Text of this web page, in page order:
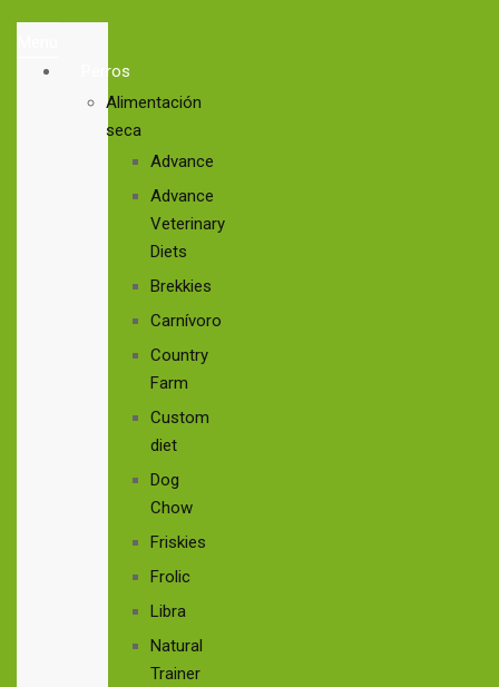
Perros
Alimentación
seca
Advance
Advance
Veterinary
Diets
Brekkies
Carnívoro
Country
Farm
Custom
diet
Dog
Chow
Friskies
Frolic
Libra
Natural
Trainer